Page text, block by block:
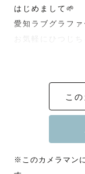
はじめまして🌱
愛知ラブグラフ
そんなお写真を
りました。
日常に溢れてい
くことのできな
そんな尊い幸せ
こ
※このカメラマン